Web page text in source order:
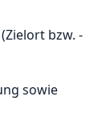
bzw. -
sowie